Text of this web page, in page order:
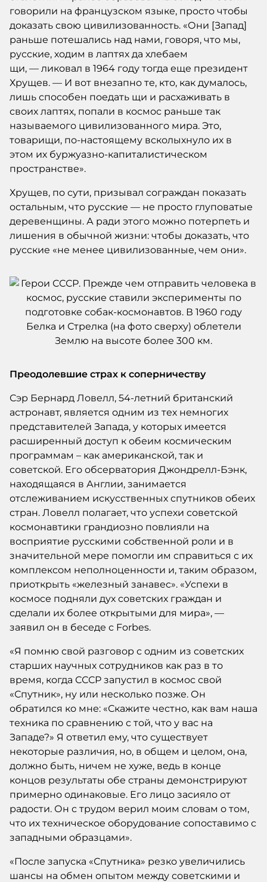
говорили на французском языке, просто чтобы
доказать свою цивилизованность. «Они [Запад]
раньше потешались над нами, говоря, что мы,
русские, ходим в лаптях да хлебаем
щи, — ликовал в 1964 году тогда еще президент
Хрущев. — И вот внезапно те, кто, как думалось,
лишь способен поедать щи и расхаживать в
своих лаптях, попали в космос раньше так
называемого цивилизованного мира. Это,
товарищи, по-настоящему всколыхнуло их в
этом их буржуазно-капиталистическом
пространстве».
Хрущев, по сути, призывал сограждан показать
остальным, что русские — не просто глуповатые
деревенщины. А ради этого можно потерпеть и
лишения в обычной жизни: чтобы доказать, что
русские «не менее цивилизованные, чем они».
Преодолевшие страх к соперничеству
Сэр Бернард Ловелл, 54-летний британский
астронавт, является одним из тех немногих
представителей Запада, у которых имеется
расширенный доступ к обеим космическим
программам – как американской, так и
советской. Его обсерватория Джондрелл-Бэнк,
находящаяся в Англии, занимается
отслеживанием искусственных спутников обеих
стран. Ловелл полагает, что успехи советской
космонавтики грандиозно повлияли на
восприятие русскими собственной роли и в
значительной мере помогли им справиться с их
комплексом неполноценности и, таким образом,
приоткрыть «железный занавес». «Успехи в
космосе подняли дух советских граждан и
сделали их более открытыми для мира», —
заявил он в беседе с Forbes.
«Я помню свой разговор с одним из советских
старших научных сотрудников как раз в то
время, когда СССР запустил в космос свой
«Спутник», ну или несколько позже. Он
обратился ко мне: «Скажите честно, как вам наша
техника по сравнению с той, что у вас на
Западе?» Я ответил ему, что существует
некоторые различия, но, в общем и целом, она,
должно быть, ничем не хуже, ведь в конце
концов результаты обе страны демонстрируют
примерно одинаковые. Его лицо засияло от
радости. Он с трудом верил моим словам о том,
что их техническое оборудование сопоставимо с
западными образцами».
«После запуска «Спутника» резко увеличились
шансы на обмен опытом между советскими и